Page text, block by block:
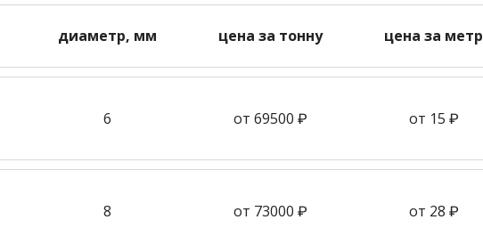
диаметр, мм цена за тонну цена за метр
6 от 69500 ₽ от 15 ₽
8 от 73000 ₽ от 28 ₽